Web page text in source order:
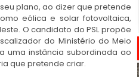
plano, ao dizer que pretende
eólica e solar fotovoltaica,
O candidato do PSL propõe
do Ministério do Meio
uma instância subordinada ao
que pretende criar.